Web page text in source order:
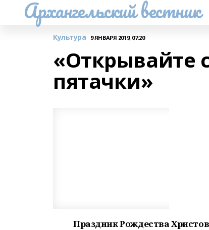
Архангельский вестник
Культура 9 ЯНВАРЯ 2019, 07:20
«Открывайте
пятачки»
Праздник Рождества